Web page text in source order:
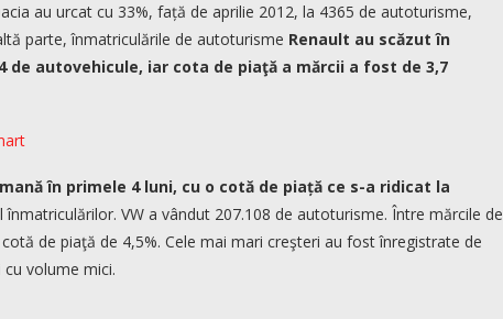
au urcat cu 33%, față de aprilie 2012, la 4365 de autoturisme,
parte, înmatriculările de autoturisme Renault au scăzut în
de autovehicule, iar cota de piaţă a mărcii a fost de 3,7
în primele 4 luni, cu o cotă de piață ce s-a ridicat la
VW a vândut 207.108 de autoturisme. Între mărcile de
de piaţă de 4,5%. Cele mai mari creşteri au fost înregistrate de
cu volume mici.